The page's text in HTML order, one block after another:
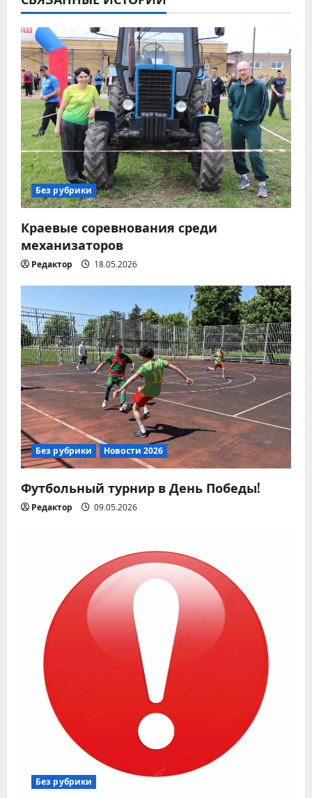
а
ц
и
я
п
о
з
а
п
и
с
я
м
Без рубрики
Краевые соревнования среди
механизаторов
Редактор 18.05.2026
Без рубрики Новости 2026
Футбольный турнир в День Победы!
Редактор 09.05.2026
Без рубрики